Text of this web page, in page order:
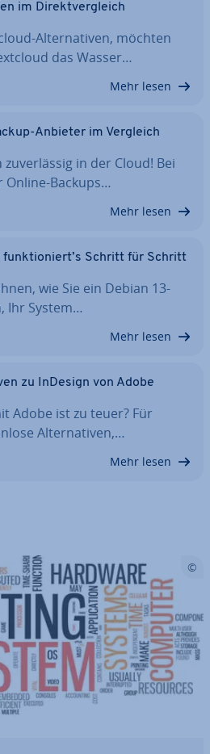
im Di­rekt­ver­gleich
Al­ter­na­ti­ven, möchten
das Wasser…
Mehr lesen
Anbieter im Vergleich
in der Cloud! Bei
Online-Backups…
Mehr lesen
funk­tio­niert’s Schritt für Schritt
wie Sie ein Debian 13-
Ihr System…
Mehr lesen
zu InDesign von Adobe
Adobe ist zu teuer? Für
Al­ter­na­ti­ven,…
Mehr lesen